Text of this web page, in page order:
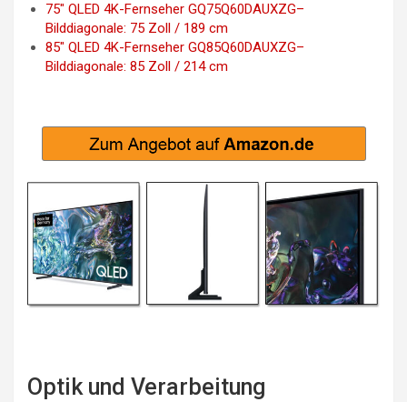
75″ QLED 4K-Fernseher GQ75Q60DAUXZG–
Bilddiagonale: 75 Zoll / 189 cm
85″ QLED 4K-Fernseher GQ85Q60DAUXZG–
Bilddiagonale: 85 Zoll / 214 cm
Optik und Verarbeitung